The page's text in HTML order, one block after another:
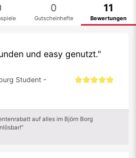
0
Gutscheinhefte
11
Bewertungen
und easy genutzt.
Student -
auf alles im Björn Borg